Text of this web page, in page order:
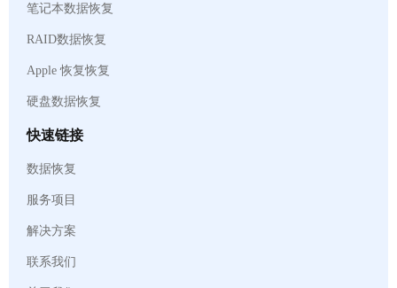
笔记本数据恢复
RAID数据恢复
Apple 恢复恢复
硬盘数据恢复
快速链接
数据恢复
服务项目
解决方案
联系我们